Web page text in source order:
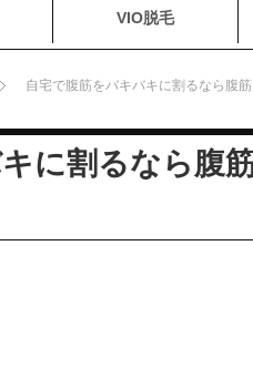
VIO脱毛
自宅で腹筋をバキバキに割るなら腹
に割るなら腹